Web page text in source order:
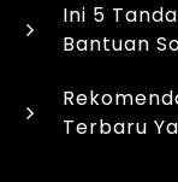
Ini 5
Bantuan
Terbaru